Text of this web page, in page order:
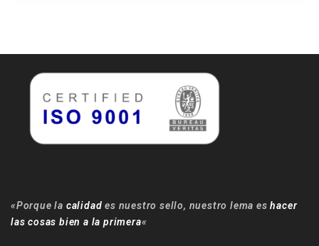
«Porque la calidad es nuestro sello, nuestro lema eshacer
las cosas bien a la primera«